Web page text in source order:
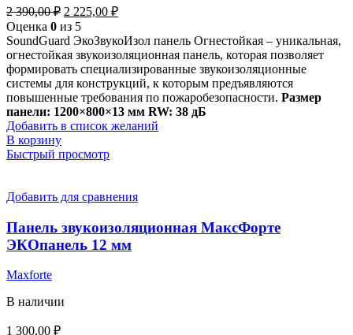
2 390,00₽ Первоначальная
цена
составляла
2
390,00 ₽.
2 225,00 ₽Текущая
2
225,00 ₽.
Оценка 0 из 5
SoundGuard ЭкоЗвукоИзол панель Огнестойкая – уникальная,
огнестойкая звукоизоляционная панель, которая позволяет
формировать специализированные звукоизоляционные
системы для конструкций, к которым предъявляются
повышенные требования по пожаробезопасности. Размер
панели: 1200×800×13 мм RW: 38 дБ
Добавить в список желаний
В корзину
Быстрый просмотр
Добавить для сравнения
Панель звукоизоляционная МаксФорте
ЭКОпанель 12 мм
Maxforte
В наличии
1 300,00 ₽